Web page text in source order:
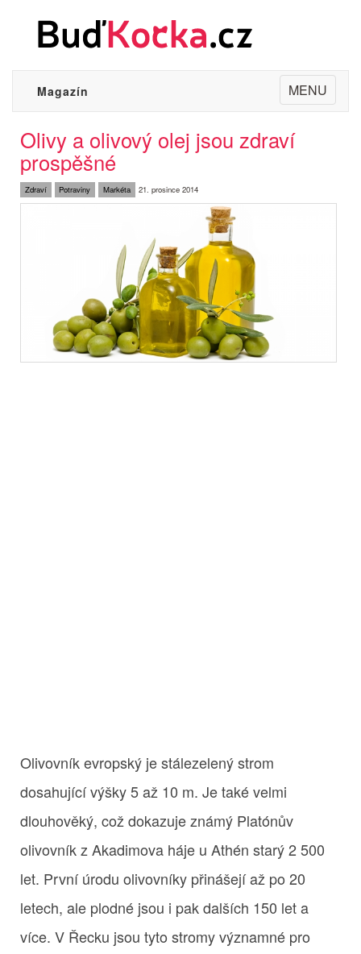
Toggle
navigation
MENU
Magazín
Olivy a olivový olej jsou zdraví
prospěšné
Zdraví Potraviny Markéta 21. prosince 2014
Olivovník evropský je stálezelený strom
dosahující výšky 5 až 10 m. Je také velmi
dlouhověký, což dokazuje známý Platónův
olivovník z Akadimova háje u Athén starý 2 500
let. První úrodu olivovníky přinášejí až po 20
letech, ale plodné jsou i pak dalších 150 let a
více. V Řecku jsou tyto stromy významné pro